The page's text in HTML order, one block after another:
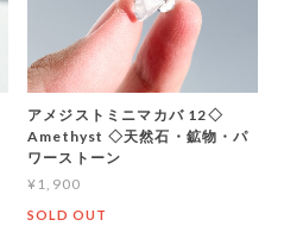
アメジストミニマカバ 12◇
Amethyst ◇天然石・鉱物・パ
ワーストーン
¥1,900
SOLD OUT